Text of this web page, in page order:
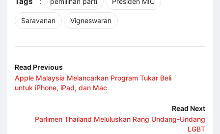
Saravanan Vigneswaran
Read Previous
Apple Malaysia Melancarkan Program Tukar Beli
untuk iPhone, iPad, dan Mac
Read Next
Parlimen Thailand Meluluskan Rang Undang-Undang
LGBT